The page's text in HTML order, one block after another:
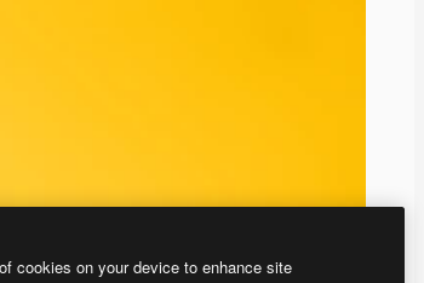
cookies on your device to enhance site